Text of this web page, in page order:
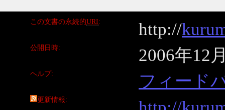
この文書の永続的URI http://
公開日時 2006年12
ヘルプ フィード
更新情報